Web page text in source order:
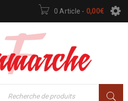
0 Article - 0,00€